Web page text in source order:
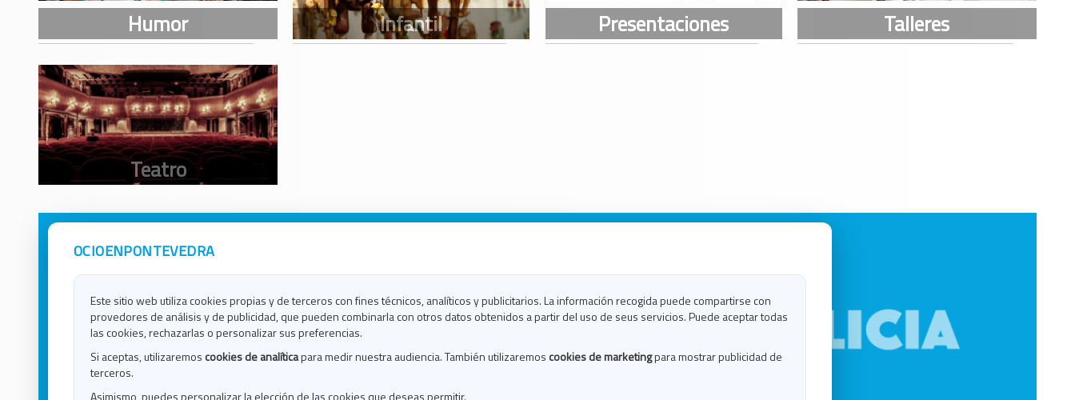
OCIOENPONTEVEDRA
Este sitio web utiliza cookies propias y de terceros con fines técnicos, analíticos y publicitarios. La información recogida puede compartirse con
provedores de análisis y de publicidad, que pueden combinarla con otros datos obtenidos a partir del uso de seus servicios. Puede aceptar todas
las cookies, rechazarlas o personalizar sus preferencias.
Si aceptas, utilizaremos cookies de analíticapara medir nuestra audiencia. También utilizaremos cookies de marketingpara mostrar publicidad de
terceros.
Asimismo, puedes personalizar la elección de las cookies que deseas permitir.
Avisos Legales
Política de Cookies
Ocio en Lugo
Ocio en Ourense
Ocio en Santiago